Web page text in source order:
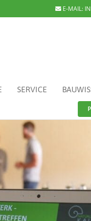
E-MAIL:
SERVICE